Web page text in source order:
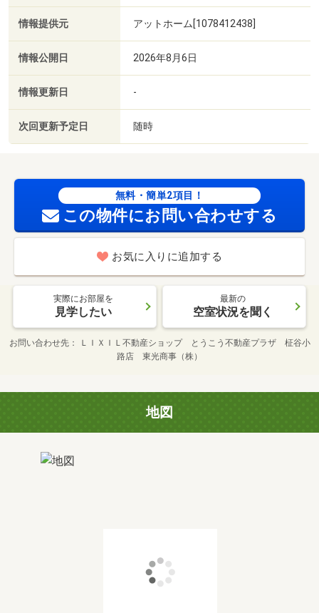
情報提供元 アットホーム[1078412438]
情報公開日 2026年8月6日
情報更新日 -
次回更新予定日 随時
無料・簡単2項目！
この物件にお問い合わせする
お気に入りに追加する
実際にお部屋を
見学したい
最新の
空室状況を聞く
お問い合わせ先
ＬＩＸＩＬ不動産ショップ とうこう不動産プラザ 柾谷小
路店 東光商事（株）
地図